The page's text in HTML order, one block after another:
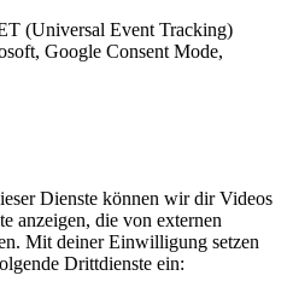
(Universal Event Tracking)
Google Consent Mode,
Dienste können wir dir Videos
anzeigen, die von externen
Mit deiner Einwilligung setzen
Drittdienste ein: